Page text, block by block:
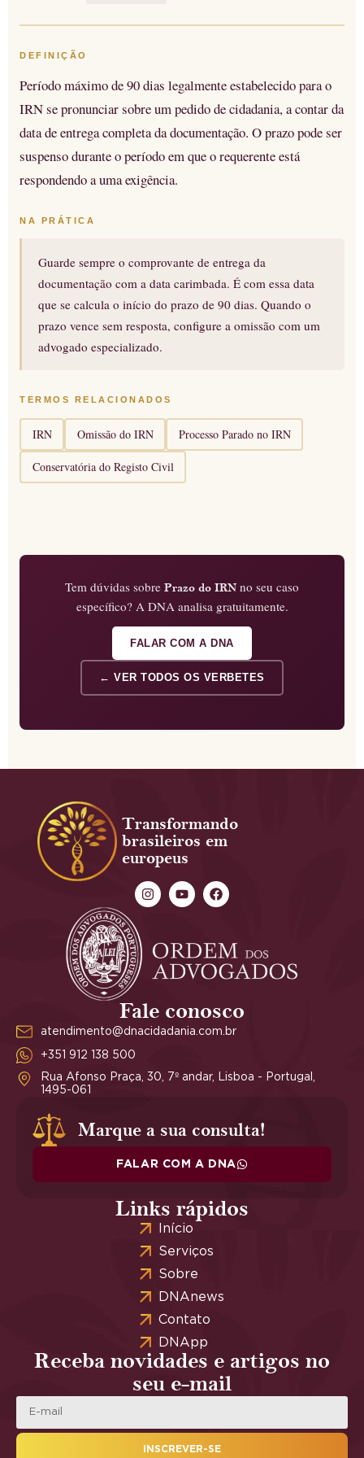
DEFINIÇÃO
Período máximo de 90 dias legalmente estabelecido para o
IRN se pronunciar sobre um pedido de cidadania, a contar da
data de entrega completa da documentação. O prazo pode ser
suspenso durante o período em que o requerente está
respondendo a uma exigência.
NA PRÁTICA
Guarde sempre o comprovante de entrega da
documentação com a data carimbada. É com essa data
que se calcula o início do prazo de 90 dias. Quando o
prazo vence sem resposta, configure a omissão com um
advogado especializado.
TERMOS RELACIONADOS
IRN Omissão do IRN Processo Parado no IRN
Conservatória do Registo Civil
Tem dúvidas sobre Prazo do IRN no seu caso
específico? A DNA analisa gratuitamente.
FALAR COM A DNA
← VER TODOS OS VERBETES
Transformando
brasileiros em
europeus
Fale conosco
atendimento@dnacidadania.com.br
+351 912 138 500
Rua Afonso Praça, 30, 7º andar, Lisboa - Portugal,
1495-061
Marque a sua consulta!
FALAR COM A DNA
Links rápidos
Início
Serviços
Sobre
DNAnews
Contato
DNApp
Receba novidades e artigos no
seu e-mail
INSCREVER-SE